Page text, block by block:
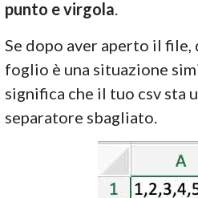
punto e virgola.
Se dopo aver aperto il
foglio è una situazione
significa che il tuo csv sta
separatore sbagliato.